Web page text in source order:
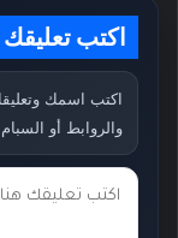
اكتب تعليقك
اكتب اسمك
والروابط أو
ت